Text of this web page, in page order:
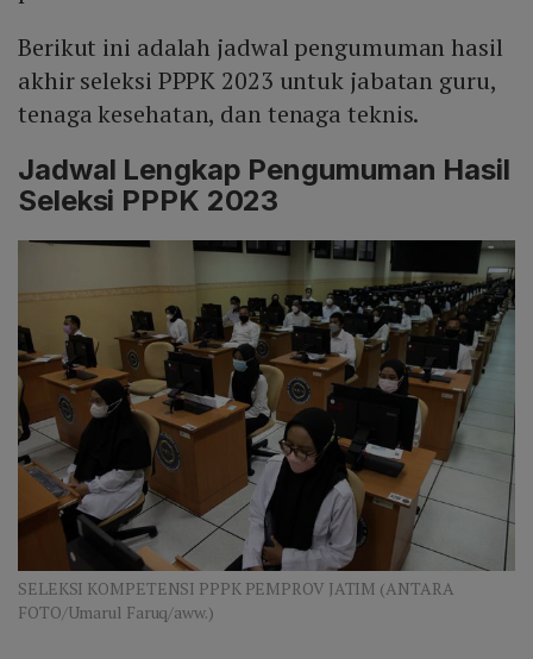
Berikut ini adalah jadwal pengumuman hasil
akhir seleksi PPPK 2023 untuk jabatan guru,
tenaga kesehatan, dan tenaga teknis.
Jadwal Lengkap Pengumuman Hasil
Seleksi PPPK 2023
SELEKSI KOMPETENSI PPPK PEMPROV JATIM (ANTARA
FOTO/Umarul Faruq/aww.)